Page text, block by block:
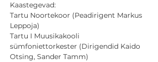
Kaastegevad:
Tartu Noortekoor (Peadirigent Markus
Leppoja)
Tartu I Muusikakooli
sümfoniettorkester (Dirigendid Kaido
Otsing, Sander Tamm)